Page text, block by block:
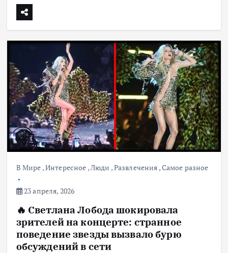
В Мире ,Интересное ,Люди ,Развлечения ,Самое разное
23 апреля, 2026
🔥 Светлана Лобода шокировала
зрителей на концерте: странное
поведение звезды вызвало бурю
обсуждений в сети